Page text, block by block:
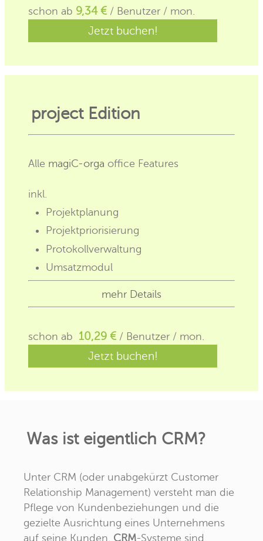
schon ab 9,34 € / Benutzer / mon.
Jetzt buchen!
project Edition
Alle magiC-orga office Features
inkl.
Projektplanung
Projektpriorisierung
Protokollverwaltung
Umsatzmodul
mehr Details
schon ab 10,29 € / Benutzer / mon.
Jetzt buchen!
Was ist eigentlich CRM?
Unter CRM (oder unabgekürzt Customer
Relationship Management) versteht man die
Pflege von Kundenbeziehungen und die
gezielte Ausrichtung eines Unternehmens
auf seine Kunden. CRM-Systeme sind